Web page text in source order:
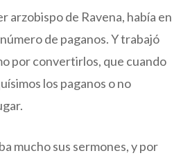
arzobispo de Ravena, había en
de paganos. Y trabajó
por convertirlos, que cuando
los paganos o no
mucho sus sermones, y por